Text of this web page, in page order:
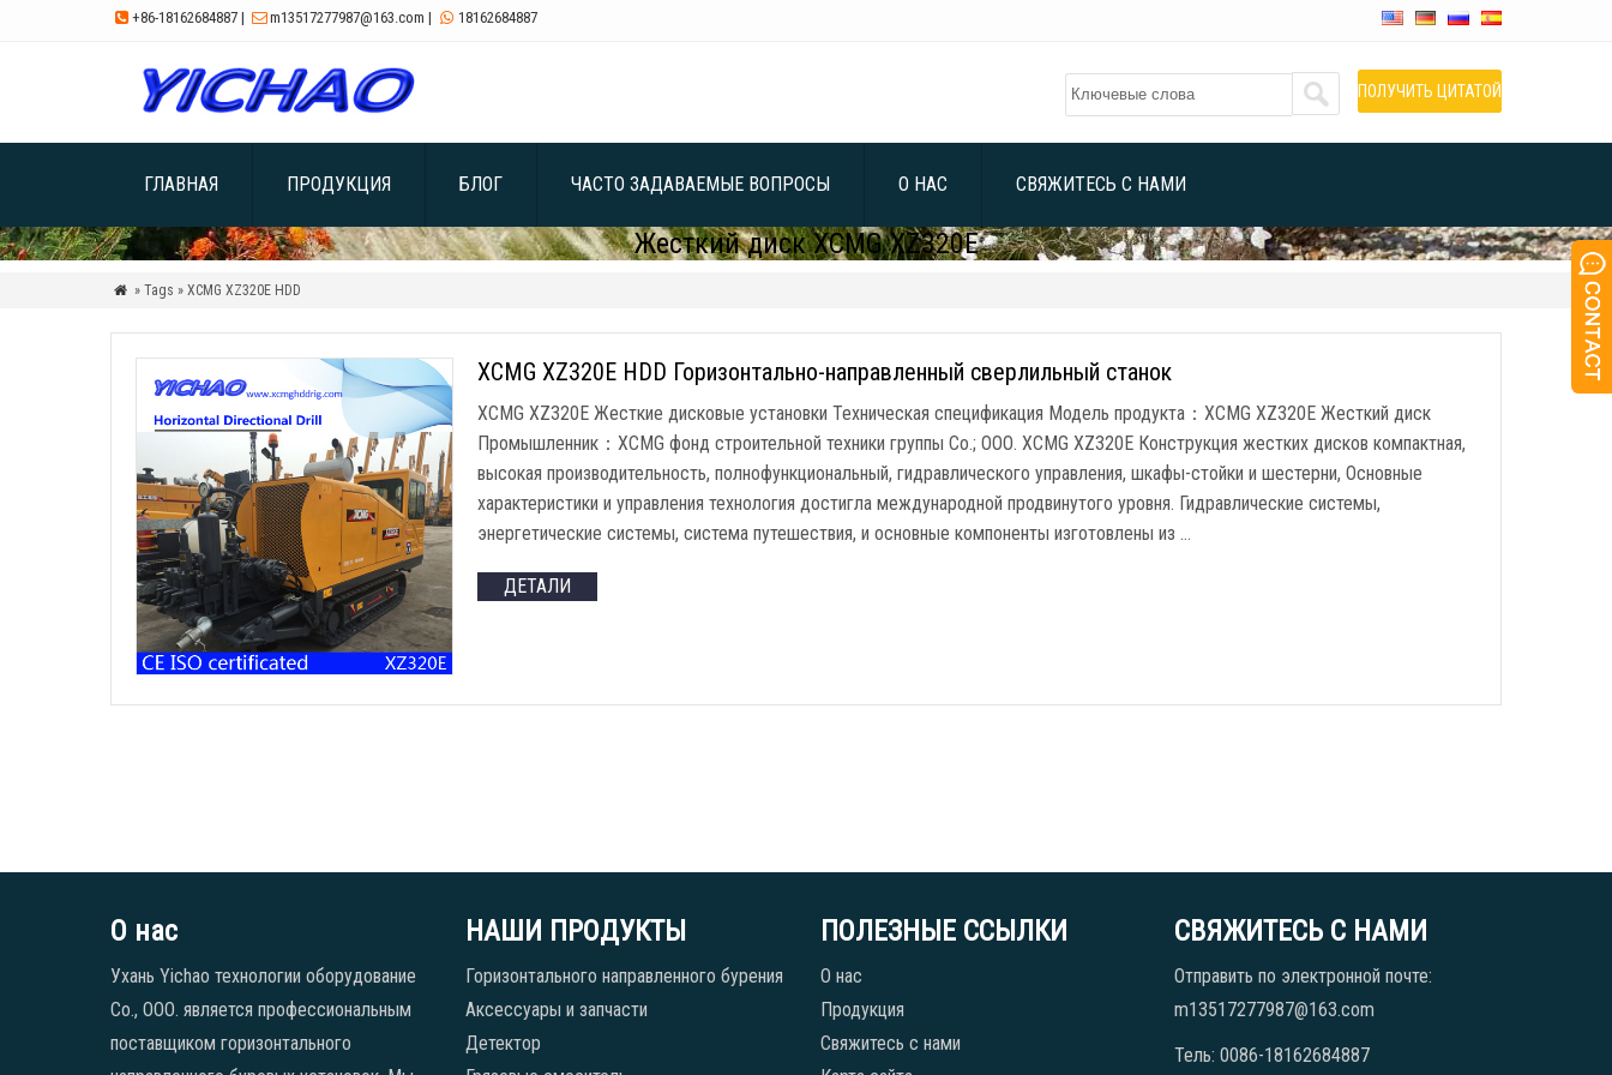
 +86-18162684887 | m13517277987@163.com |  18162684887
ПОЛУЧИТЬ ЦИТАТОЙ
ГЛАВНАЯ ПРОДУКЦИЯ БЛОГ ЧАСТО ЗАДАВАЕМЫЕ ВОПРОСЫ О НАС СВЯЖИТЕСЬ С НАМИ
Жесткий диск XCMG XZ320E
 » Tags » XCMG XZ320E HDD
XCMG XZ320E HDD Горизонтально-направленный сверлильный станок
XCMG XZ320E Жесткие дисковые установки Техническая спецификация Модель продукта：XCMG XZ320E Жесткий диск
Промышленник：XCMG фонд строительной техники группы Co.; ООО. XCMG XZ320E Конструкция жестких дисков компактная,
высокая производительность, полнофункциональный, гидравлического управления, шкафы-стойки и шестерни, Основные
характеристики и управления технология достигла международной продвинутого уровня. Гидравлические системы,
энергетические системы, система путешествия, и основные компоненты изготовлены из …
ДЕТАЛИ
О нас
Ухань Yichao технологии оборудование
Co., ООО. является профессиональным
поставщиком горизонтального
НАШИ ПРОДУКТЫ
Горизонтального направленного бурения
Аксессуары и запчасти
Детектор
ПОЛЕЗНЫЕ ССЫЛКИ
О нас
Продукция
Свяжитесь с нами
СВЯЖИТЕСЬ С НАМИ
Отправить по электронной почте:
m13517277987@163.com
Тель: 0086-18162684887